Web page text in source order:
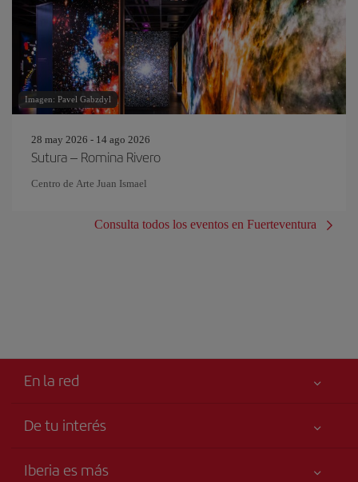
Imagen: Pavel Gabzdyl
28 may 2026 - 14 ago 2026
Sutura – Romina Rivero
Centro de Arte Juan Ismael
Consulta todos los eventos en Fuerteventura
En la red
De tu interés
Accesibilidad
Iberia es más